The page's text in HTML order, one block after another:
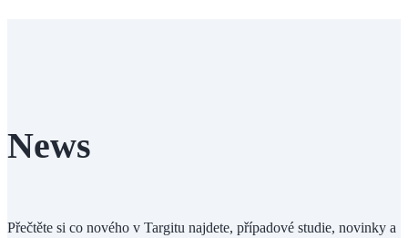
News
Přečtěte si co nového v Targitu najdete, případové studie, novinky a